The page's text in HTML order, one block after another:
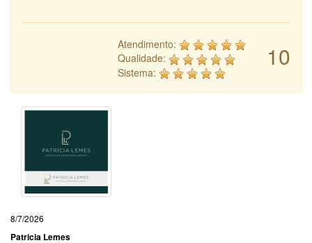
10
Atendimento:
Qualidade:
Sistema:
8/7/2026
Patricia Lemes